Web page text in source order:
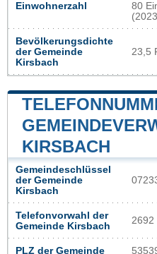
Einwohnerzahl
80
Bevölkerungsdichte
der Gemeinde
Kirsbach
23,5
KIRSBACH
Gemeindeschlüssel
der Gemeinde
Kirsbach
Telefonvorwahl der
Gemeinde Kirsbach
2692
PLZ der Gemeinde